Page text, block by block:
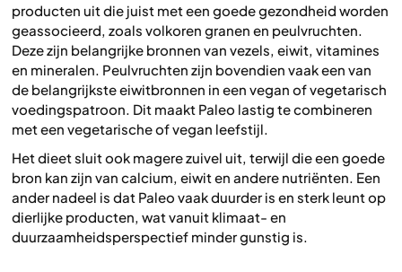
producten uit die juist met een goede gezondheid worden
geassocieerd, zoals volkoren granen en peulvruchten.
Deze zijn belangrijke bronnen van vezels, eiwit, vitamines
en mineralen. Peulvruchten zijn bovendien vaak een van
de belangrijkste eiwitbronnen in een vegan of vegetarisch
voedingspatroon. Dit maakt Paleo lastig te combineren
met een vegetarische of vegan leefstijl.
Het dieet sluit ook magere zuivel uit, terwijl die een goede
bron kan zijn van calcium, eiwit en andere nutriënten. Een
ander nadeel is dat Paleo vaak duurder is en sterk leunt op
dierlijke producten, wat vanuit klimaat- en
duurzaamheidsperspectief minder gunstig is.